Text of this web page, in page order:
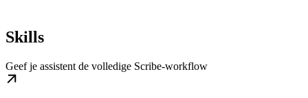
Skills
Geef je assistent de volledige Scribe-workflow